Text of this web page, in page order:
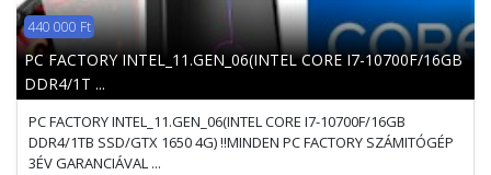
440 000 Ft
PC FACTORY INTEL_11.GEN_06(INTEL CORE I7-10700F/16GB
DDR4/1T ...
PC FACTORY INTEL_11.GEN_06(INTEL CORE I7-10700F/16GB
DDR4/1TB SSD/GTX 1650 4G) !!MINDEN PC FACTORY SZÁMITÓGÉP
3ÉV GARANCIÁVAL ...